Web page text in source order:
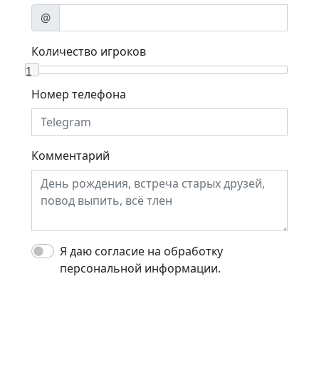
@
Количество игроков
1
Номер телефона
Комментарий
Я даю согласие на обработку
персональной информации.